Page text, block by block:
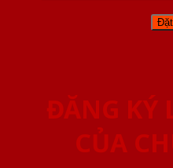
ĐĂNG KÝ
CỦA